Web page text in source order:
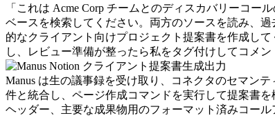
「これは Acme Corp チームとのディスカバリーコー
ベースを検索してください。両方のソースを読み、
的なクライアント向けプロジェクト提案書を作成し
し、レビュー準備が整ったら私をタグ付けしてコメン
Manus は生の議事録を受け取り、コネクタのセマン
件と統合し、ページ作成コマンドを実行して提案書
ヘッダー、主要な成果物用のフォーマット済みコー